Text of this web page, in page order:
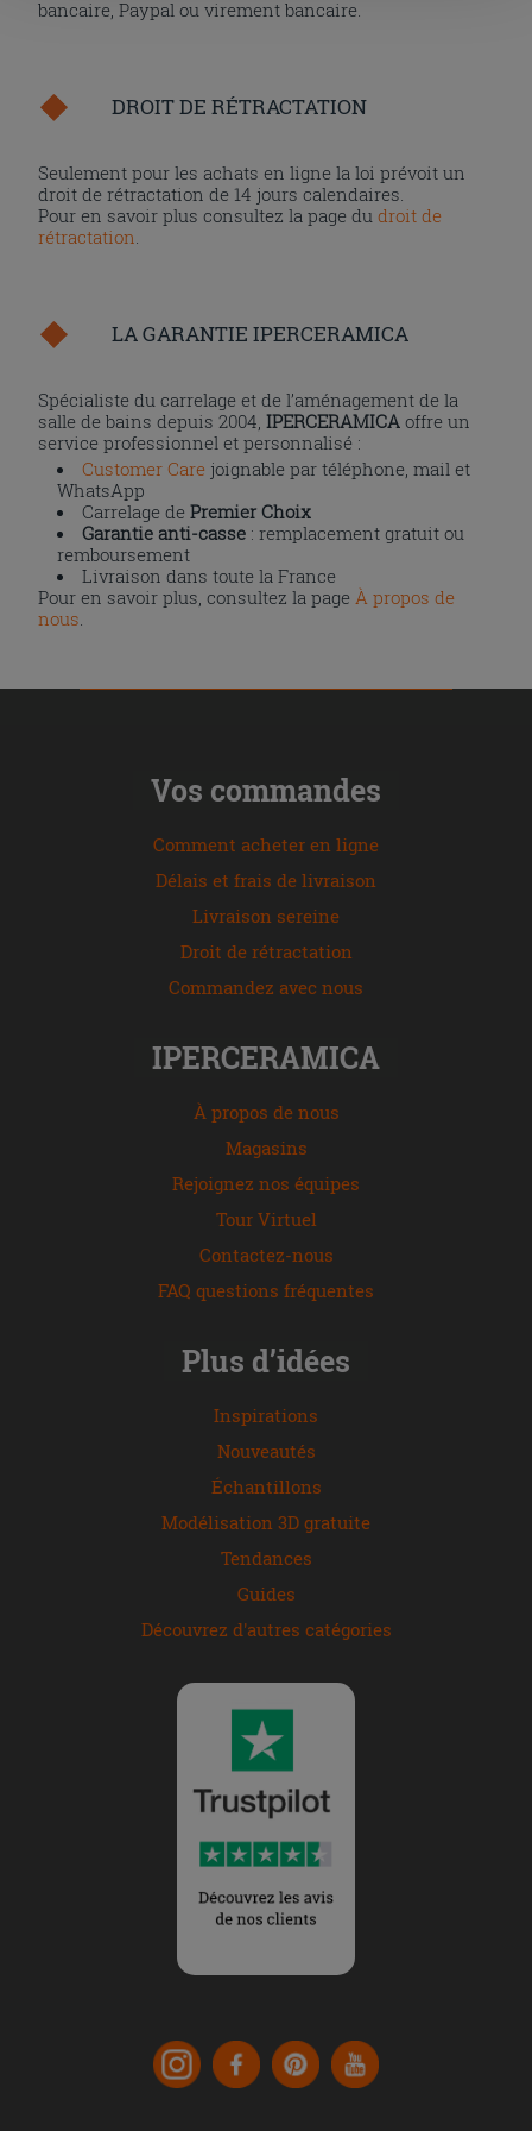
la touche « X », vous pourrez continuer à naviguer après
bancaire, Paypal ou virement bancaire.
DROIT DE RÉTRACTATION
Seulement pour les achats en ligne la loi prévoit un
droit de rétractation de 14 jours calendaires.
Pour en savoir plus consultez la page dudroit de
rétractation
LA GARANTIE IPERCERAMICA
Spécialiste du carrelage et de l’aménagement de la
salle de bains depuis 2004,IPERCERAMICA offre un
service professionnel et personnalisé :
Customer Care joignable par téléphone, mail et
WhatsApp
Carrelage dePremier Choix
Garantie anti-casse : remplacement gratuit ou
remboursement
Livraison dans toute la France
Pour en savoir plus, consultez la page À propos de
nous
Vos commandes
Comment acheter en ligne
Délais et frais de livraison
Livraison sereine
Droit de rétractation
Commandez avec nous
IPERCERAMICA
À propos de nous
Magasins
Rejoignez nos équipes
Tour Virtuel
Contactez-nous
FAQ questions fréquentes
Plus d’idées
Inspirations
Nouveautés
Échantillons
Modélisation 3D gratuite
Tendances
Guides
Découvrez d'autres catégories